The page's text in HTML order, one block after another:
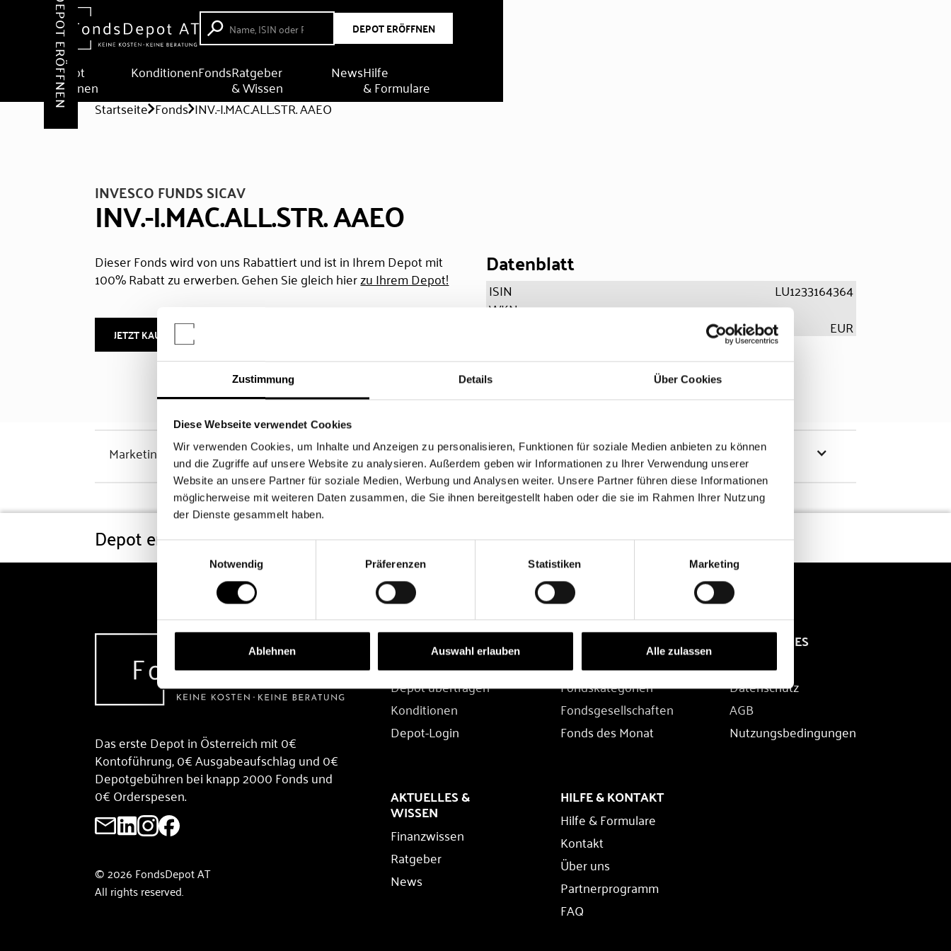
Zustimmung Details Über Cookies
Diese Webseite verwendet Cookies
Wir verwenden Cookies, um Inhalte und Anzeigen zu personalisieren, Funktionen für soziale Medien anbieten zu können
und die Zugriffe auf unsere Website zu analysieren. Außerdem geben wir Informationen zu Ihrer Verwendung unserer
Website an unsere Partner für soziale Medien, Werbung und Analysen weiter. Unsere Partner führen diese Informationen
möglicherweise mit weiteren Daten zusammen, die Sie ihnen bereitgestellt haben oder die sie im Rahmen Ihrer Nutzung
der Dienste gesammelt haben.
Einwilligungsauswahl
Notwendig
Präferenzen Statistiken Marketing
Ablehnen Auswahl erlauben Alle zulassen
DEPOT ERÖFFNEN
Depot
eröffnen
KonditionenFondsRatgeber
& Wissen
NewsHilfe
& Formulare
DEPOT ERÖFFNEN Startseite Fonds INV.-I.MAC.ALL.STR. AAEO
INVESCO FUNDS SICAV
INV.-I.MAC.ALL.STR. AAEO
Dieser Fonds wird von uns Rabattiert und ist in Ihrem Depot mit
100% Rabatt zu erwerben. Gehen Sie gleich hierzu Ihrem Depot!
JETZT KAUFEN
Datenblatt
ISIN
LU1233164364
WKN
EUR
Marketinghinweis Chancen & Risiken
Depot eröffnen Konditionen Fonds FAQ
Das erste Depot in Österreich mit 0€
Kontoführung, 0€ Ausgabeaufschlag und 0€
Depotgebühren bei knapp 2000 Fonds und
0€ Orderspesen.
© 2026 FondsDepot AT
All rights reserved.
DEPOT
Depot übertragen
Konditionen
Depot-Login
FONDS
Fondssuche
Fondskategorien
Fondsgesellschaften
Fonds des Monat
RECHTLICHES
Impressum
Datenschutz
AGB
Nutzungsbedingungen
AKTUELLES &
WISSEN
Finanzwissen
Ratgeber
News
HILFE & KONTAKT
Hilfe & Formulare
Kontakt
Über uns
Partnerprogramm
FAQ